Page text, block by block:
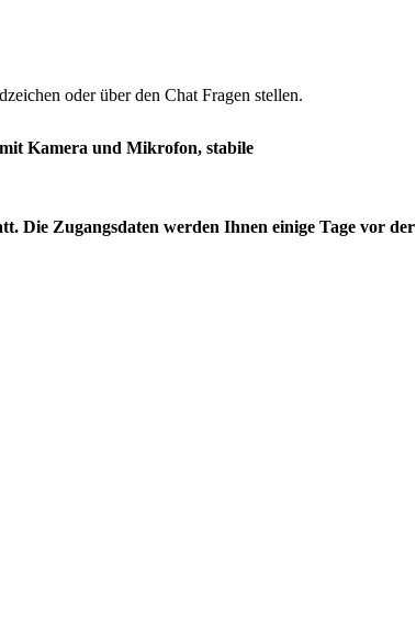
oder über den Chat Fragen stellen.
Kamera und Mikrofon, stabile
Die Zugangsdaten werden Ihnen einige Tage vor der